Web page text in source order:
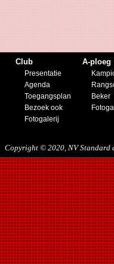
Club
Presentatie
Agenda
Toegangsplan
Bezoek ook
Fotogalerij
A-ploeg
Beker
Copyright © 2020, NV Standard